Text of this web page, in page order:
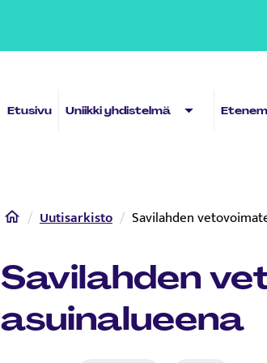
Etusivu Uniikki yhdistelmä Sub menu
HomeUutisarkisto Savilahden
Savilahden
asuinalueena